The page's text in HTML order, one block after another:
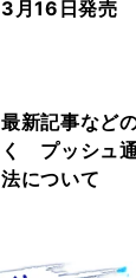
3月16日発売
最新記事など
く プッシュ
法について